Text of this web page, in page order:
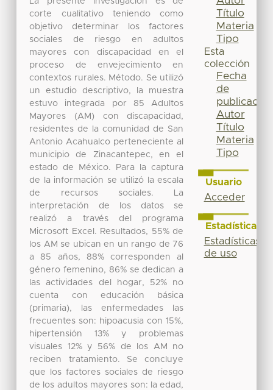
corte cualitativo teniendo como
objetivo determinar los factores
sociales de riesgo en adultos
mayores con discapacidad en el
proceso de envejecimiento en
contextos rurales. Método. Se utilizó
un estudio descriptivo, la muestra
estuvo integrada por 85 Adultos
Mayores (AM) con discapacidad,
residentes de la comunidad de San
Antonio Acahualco perteneciente al
municipio de Zinacantepec, en el
estado de México. Para la captura
de la información se utilizó la escala
de recursos sociales. La
interpretación de los datos se
realizó a través del programa
Microsoft Excel. Resultados, 55% de
los AM se ubican en un rango de 76
a 85 años, 88% corresponden al
género femenino, 86% se dedican a
las actividades del hogar, 52% no
cuenta con educación básica
(primaria), las enfermedades las
frecuentes son: hipoacusia con 15%,
hipertensión 13% y problemas
visuales 12% y 56% de los AM no
reciben tratamiento. Se concluye
que los factores sociales de riesgo
de los adultos mayores son: la edad,
Título
Materia
Tipo
Esta
colección
Fecha
de
publicación
Autor
Título
Materia
Tipo
Usuario
Acceder
Estadísticas
Estadísticas
de uso